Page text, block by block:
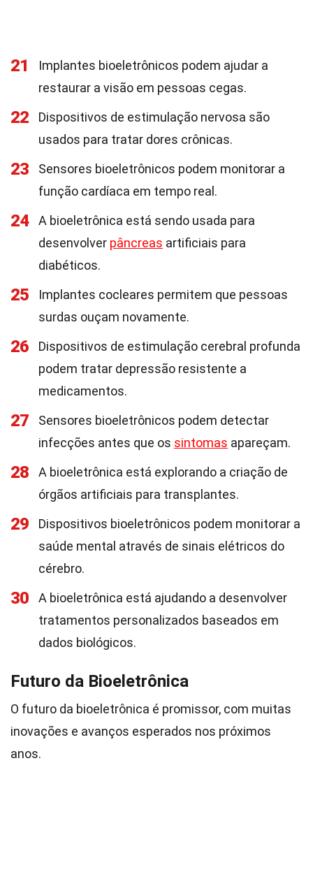
21
Implantes bioeletrônicos podem ajudar a
restaurar a visão em pessoas cegas.
22
Dispositivos de estimulação nervosa são
usados para tratar dores crônicas.
23
Sensores bioeletrônicos podem monitorar a
função cardíaca em tempo real.
24
A bioeletrônica está sendo usada para
desenvolver pâncreas artificiais para
diabéticos.
25
Implantes cocleares permitem que pessoas
surdas ouçam novamente.
26
Dispositivos de estimulação cerebral profunda
podem tratar depressão resistente a
medicamentos.
27
Sensores bioeletrônicos podem detectar
infecções antes que os sintomas apareçam.
28
A bioeletrônica está explorando a criação de
órgãos artificiais para transplantes.
29
Dispositivos bioeletrônicos podem monitorar a
saúde mental através de sinais elétricos do
cérebro.
30
A bioeletrônica está ajudando a desenvolver
tratamentos personalizados baseados em
dados biológicos.
Futuro da Bioeletrônica
O futuro da bioeletrônica é promissor, com muitas
inovações e avanços esperados nos próximos
anos.